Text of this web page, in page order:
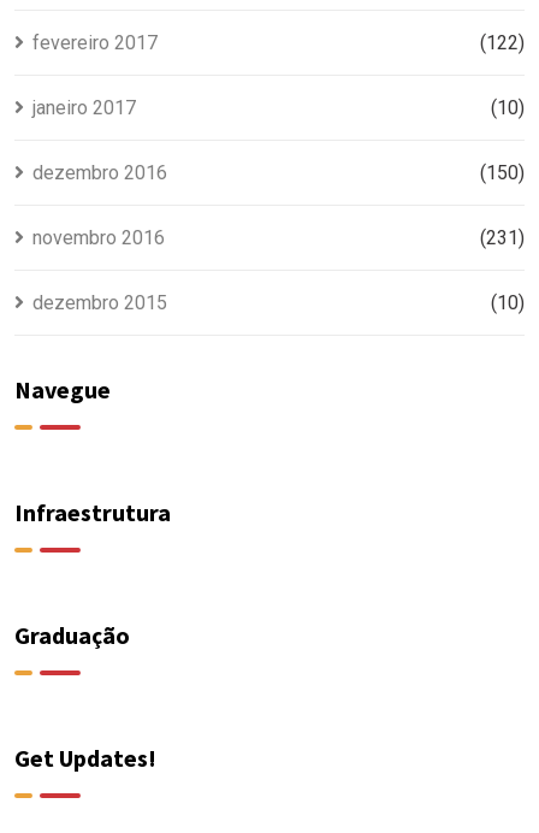
fevereiro 2017 (122)
janeiro 2017 (10)
dezembro 2016 (150)
novembro 2016 (231)
dezembro 2015 (10)
Navegue
Infraestrutura
Graduação
Get Updates!